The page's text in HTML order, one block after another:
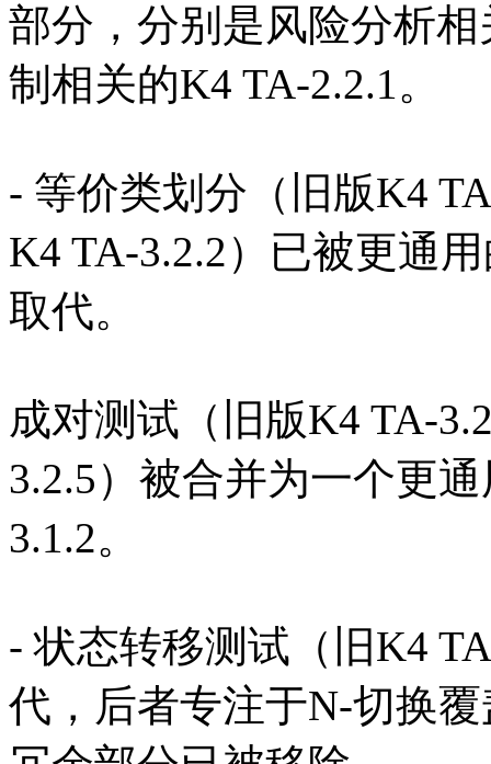
部分，分别是风险分析
制相关的K4 TA-2.2.1。
- 等价类划分（旧版K4
K4 TA-3.2.2）已被更通
取代。
成对测试（旧版K4 TA-
3.2.5）被合并为一个更
3.1.2。
- 状态转移测试（旧K4
代，后者专注于N-切换